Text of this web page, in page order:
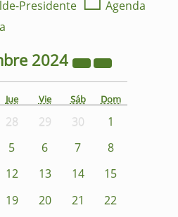
Presidente
Agenda
2024
Jue Vie Sáb Dom
28 29 30
1
5 6 7
8
12 13 14
15
19 20 21
22